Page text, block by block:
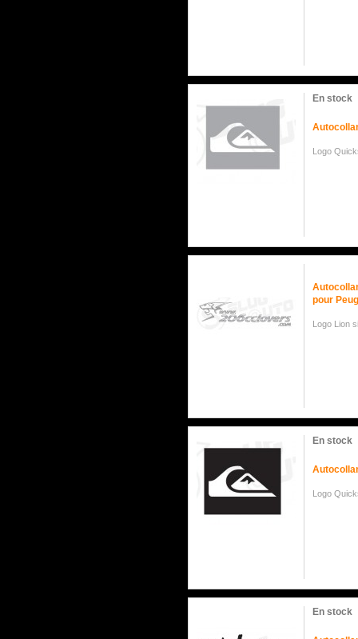
En stock
Logo
pour
Logo Lion
En stock
Logo
En stock